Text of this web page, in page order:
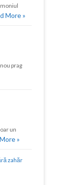
More »
prag
un
»
zahăr